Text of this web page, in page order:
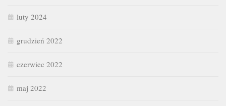
luty 2024
grudzień 2022
czerwiec 2022
maj 2022